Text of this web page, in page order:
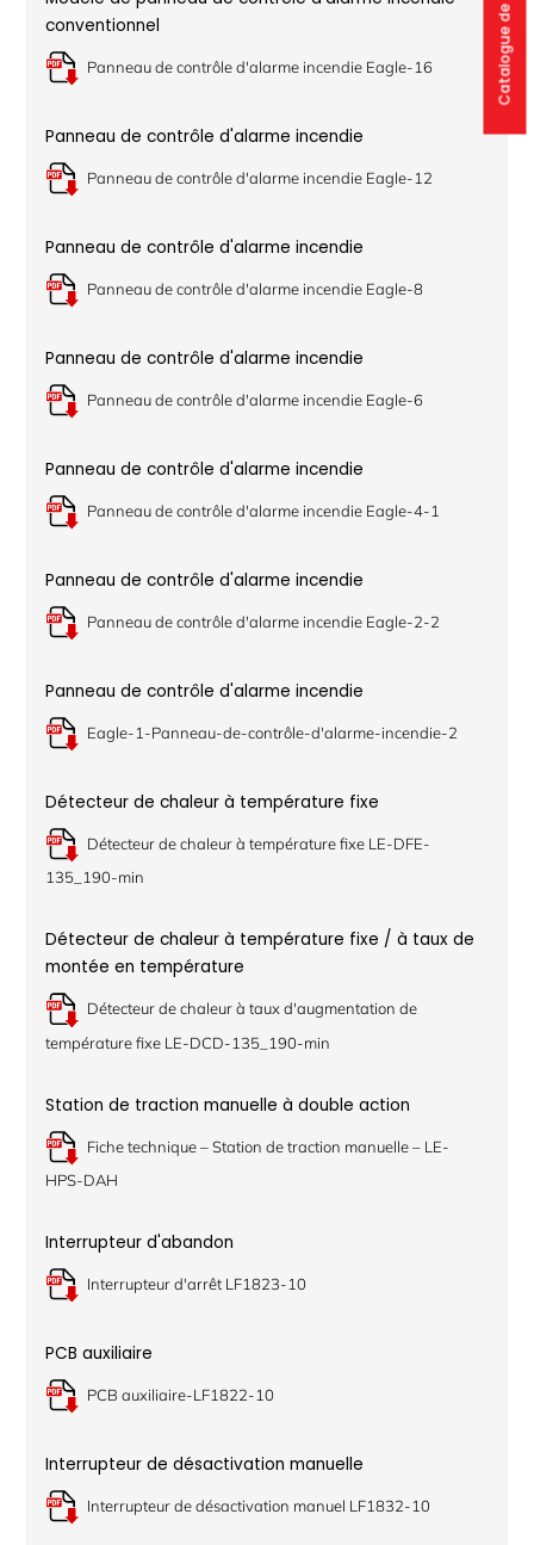
conventionnel
Panneau de contrôle d'alarme incendie Eagle-16
Panneau de contrôle d'alarme incendie
Panneau de contrôle d'alarme incendie Eagle-12
Panneau de contrôle d'alarme incendie
Panneau de contrôle d'alarme incendie Eagle-8
Panneau de contrôle d'alarme incendie
Panneau de contrôle d'alarme incendie Eagle-6
Panneau de contrôle d'alarme incendie
Panneau de contrôle d'alarme incendie Eagle-4-1
Panneau de contrôle d'alarme incendie
Panneau de contrôle d'alarme incendie Eagle-2-2
Panneau de contrôle d'alarme incendie
Eagle-1-Panneau-de-contrôle-d'alarme-incendie-2
Détecteur de chaleur à température fixe
Détecteur de chaleur à température fixe LE-DFE-
135_190-min
Détecteur de chaleur à température fixe / à taux de
montée en température
Détecteur de chaleur à taux d'augmentation de
température fixe LE-DCD-135_190-min
Station de traction manuelle à double action
Fiche technique – Station de traction manuelle – LE-
HPS-DAH
Interrupteur d'abandon
Interrupteur d'arrêt LF1823-10
PCB auxiliaire
PCB auxiliaire-LF1822-10
Interrupteur de désactivation manuelle
Interrupteur de désactivation manuel LF1832-10